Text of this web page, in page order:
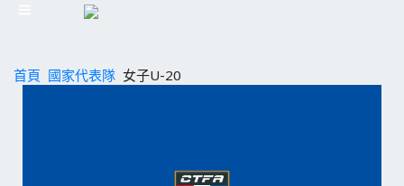
首頁 國家代表隊 女子U-20